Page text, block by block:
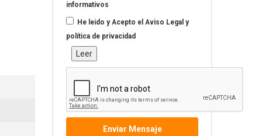
informativos
He leido y Acepto el Aviso Legal y
política de privacidad
Leer
Enviar Mensaje